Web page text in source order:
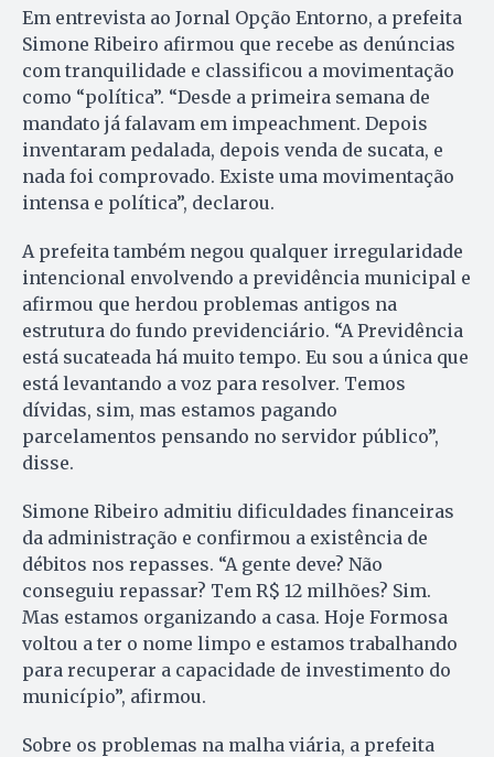
Em entrevista ao Jornal Opção Entorno, a prefeita
Simone Ribeiro afirmou que recebe as denúncias
com tranquilidade e classificou a movimentação
como “política”. “Desde a primeira semana de
mandato já falavam em impeachment. Depois
inventaram pedalada, depois venda de sucata, e
nada foi comprovado. Existe uma movimentação
intensa e política”, declarou.
A prefeita também negou qualquer irregularidade
intencional envolvendo a previdência municipal e
afirmou que herdou problemas antigos na
estrutura do fundo previdenciário. “A Previdência
está sucateada há muito tempo. Eu sou a única que
está levantando a voz para resolver. Temos
dívidas, sim, mas estamos pagando
parcelamentos pensando no servidor público”,
disse.
Simone Ribeiro admitiu dificuldades financeiras
da administração e confirmou a existência de
débitos nos repasses. “A gente deve? Não
conseguiu repassar? Tem R$ 12 milhões? Sim.
Mas estamos organizando a casa. Hoje Formosa
voltou a ter o nome limpo e estamos trabalhando
para recuperar a capacidade de investimento do
município”, afirmou.
Sobre os problemas na malha viária, a prefeita